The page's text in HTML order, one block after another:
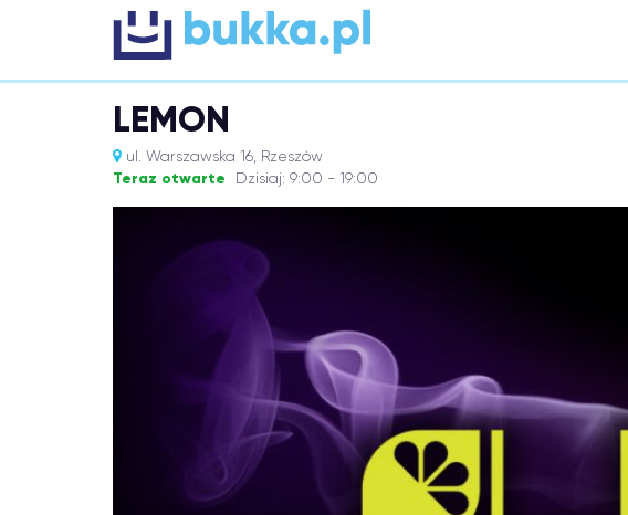
LEMON
ul. Warszawska 16, Rzeszów
Teraz otwarte Dzisiaj: 9:00 - 19:00